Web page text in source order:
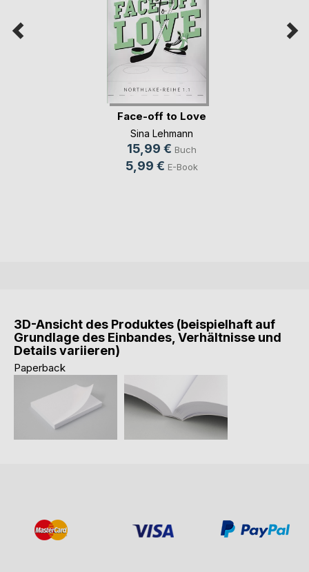
Face-off to Love
Sina Lehmann
15,99 € Buch
5,99 € E-Book
3D-Ansicht des Produktes (beispielhaft auf
Grundlage des Einbandes, Verhältnisse und
Details variieren)
Paperback